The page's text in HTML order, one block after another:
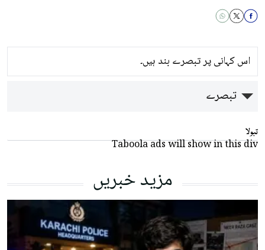
اس کہانی پر تبصرے بند ہیں۔
تبصرے
تبولا
Taboola ads will show in this div
مزید خبریں